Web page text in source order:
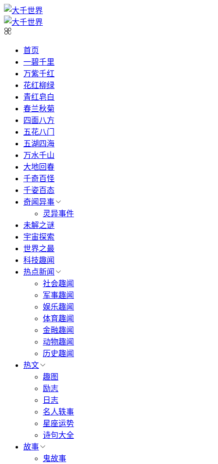
首页
一碧千里
万紫千红
花红柳绿
青红皂白
春兰秋菊
四面八方
五花八门
五湖四海
万水千山
大地回春
千奇百怪
千姿百态
奇闻异事
灵异事件
未解之谜
宇宙探索
世界之最
科技趣闻
热点新闻
社会趣闻
军事趣闻
娱乐趣闻
体育趣闻
金融趣闻
动物趣闻
历史趣闻
热文
趣图
励志
日志
名人轶事
星座运势
诗句大全
故事
鬼故事